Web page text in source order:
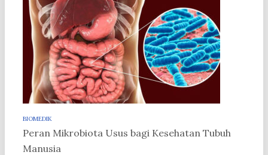
BIOMEDIK
Peran Mikrobiota Usus bagi Kesehatan Tubuh
Manusia